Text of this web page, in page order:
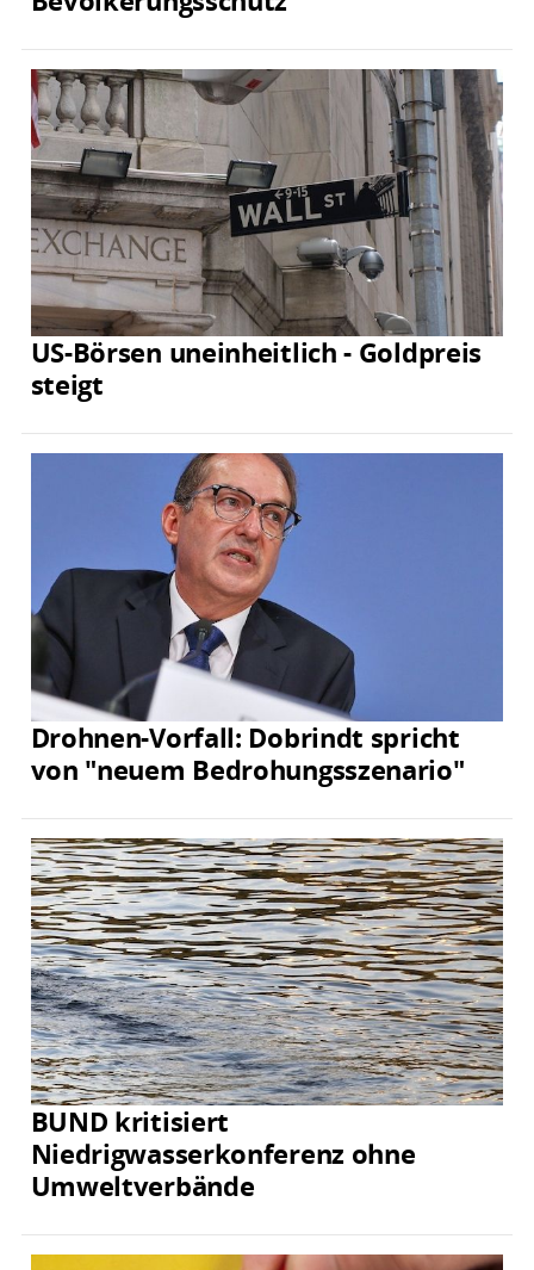
US-Börsen uneinheitlich - Goldpreis
steigt
Drohnen-Vorfall: Dobrindt spricht
von "neuem Bedrohungsszenario"
BUND kritisiert
Niedrigwasserkonferenz ohne
Umweltverbände